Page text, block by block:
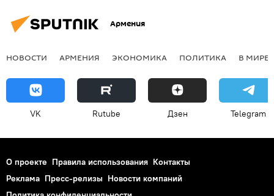
Армения
НОВОСТИ АРМЕНИЯ ЭКОНОМИКА ПОЛИТИКА В МИРЕ
VK Rutube Дзен Telegram
О проекте Правила использования Контакты
Реклама Пресс-релизы Новости компаний